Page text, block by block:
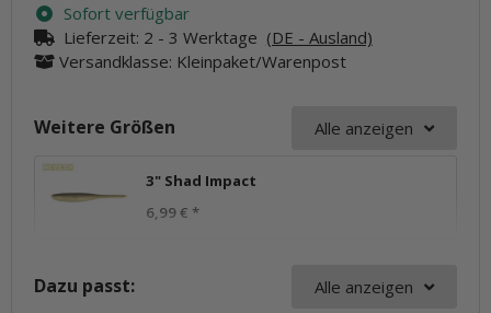
Sofort verfügbar
Lieferzeit: 2 - 3 Werktage (DE - Ausland)
Versandklasse: Kleinpaket/Warenpost
Weitere Größen Alle anzeigen
3" Shad Impact
6,99 € *
Dazu passt: Alle anzeigen